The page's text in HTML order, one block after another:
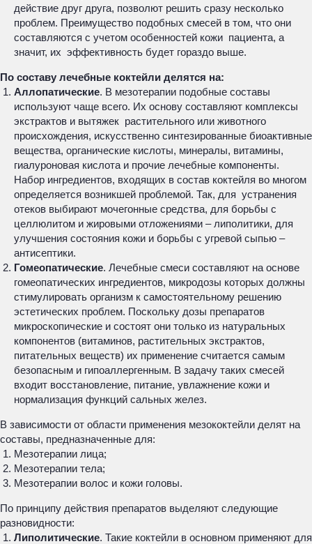
действие друг друга, позволют решить сразу несколько
проблем. Преимущество подобных смесей в том, что они
составляются с учетом особенностей кожи пациента, а
значит, их эффективность будет гораздо выше.
По составу лечебные коктейли делятся на:
Аллопатические. В мезотерапии подобные составы
используют чаще всего. Их основу составляют комплексы
экстрактов и вытяжек растительного или животного
происхождения, искусственно синтезированные биоактивные
вещества, органические кислоты, минералы, витамины,
гиалуроновая кислота и прочие лечебные компоненты.
Набор ингредиентов, входящих в состав коктейля во многом
определяется возникшей проблемой. Так, для устранения
отеков выбирают мочегонные средства, для борьбы с
целлюлитом и жировыми отложениями – липолитики, для
улучшения состояния кожи и борьбы с угревой сыпью –
антисептики.
Гомеопатические. Лечебные смеси составляют на основе
гомеопатических ингредиентов, микродозы которых должны
стимулировать организм к самостоятельному решению
эстетических проблем. Поскольку дозы препаратов
микроскопические и состоят они только из натуральных
компонентов (витаминов, растительных экстрактов,
питательных веществ) их применение считается самым
безопасным и гипоаллергенным. В задачу таких смесей
входит восстановление, питание, увлажнение кожи и
нормализация функций сальных желез.
В зависимости от области применения мезококтейли делят на
составы, предназначенные для:
Мезотерапии лица;
Мезотерапии тела;
Мезотерапии волос и кожи головы.
По принципу действия препаратов выделяют следующие
разновидности:
Липолитические. Такие коктейли в основном применяют для